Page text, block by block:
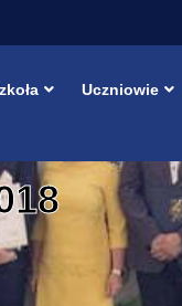
Uczniowie